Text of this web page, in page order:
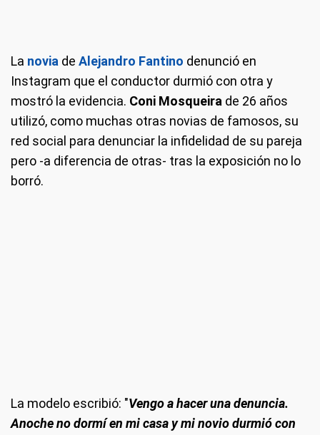
La novia de Alejandro Fantino denunció en
Instagram que el conductor durmió con otra y
mostró la evidencia. Coni Mosqueira de 26 años
utilizó, como muchas otras novias de famosos, su
red social para denunciar la infidelidad de su pareja
pero -a diferencia de otras- tras la exposición no lo
borró.
La modelo escribió: "Vengo a hacer una denuncia.
Anoche no dormí en mi casa y mi novio durmió con